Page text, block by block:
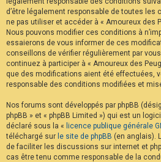
t
o
n
F
A
Q
d’être légalement responsable de toutes
ne pas utiliser et accéder à « Amoureux des
Nous pouvons modifier ces conditions à
essaierons de vous informer de ces
conseillons de vérifier régulièrement par
continuez à participer à « Amoureux des
que des modifications aient été effectuées,
responsable des conditions modifiées et
Nos forums sont développés par phpBB
phpBB » et « phpBB Limited ») qui est un
déclaré sous la « licence publique générale
téléchargé sur le site de phpBB (en anglais).
de faciliter les discussions sur internet et
cas être tenu comme responsable de la